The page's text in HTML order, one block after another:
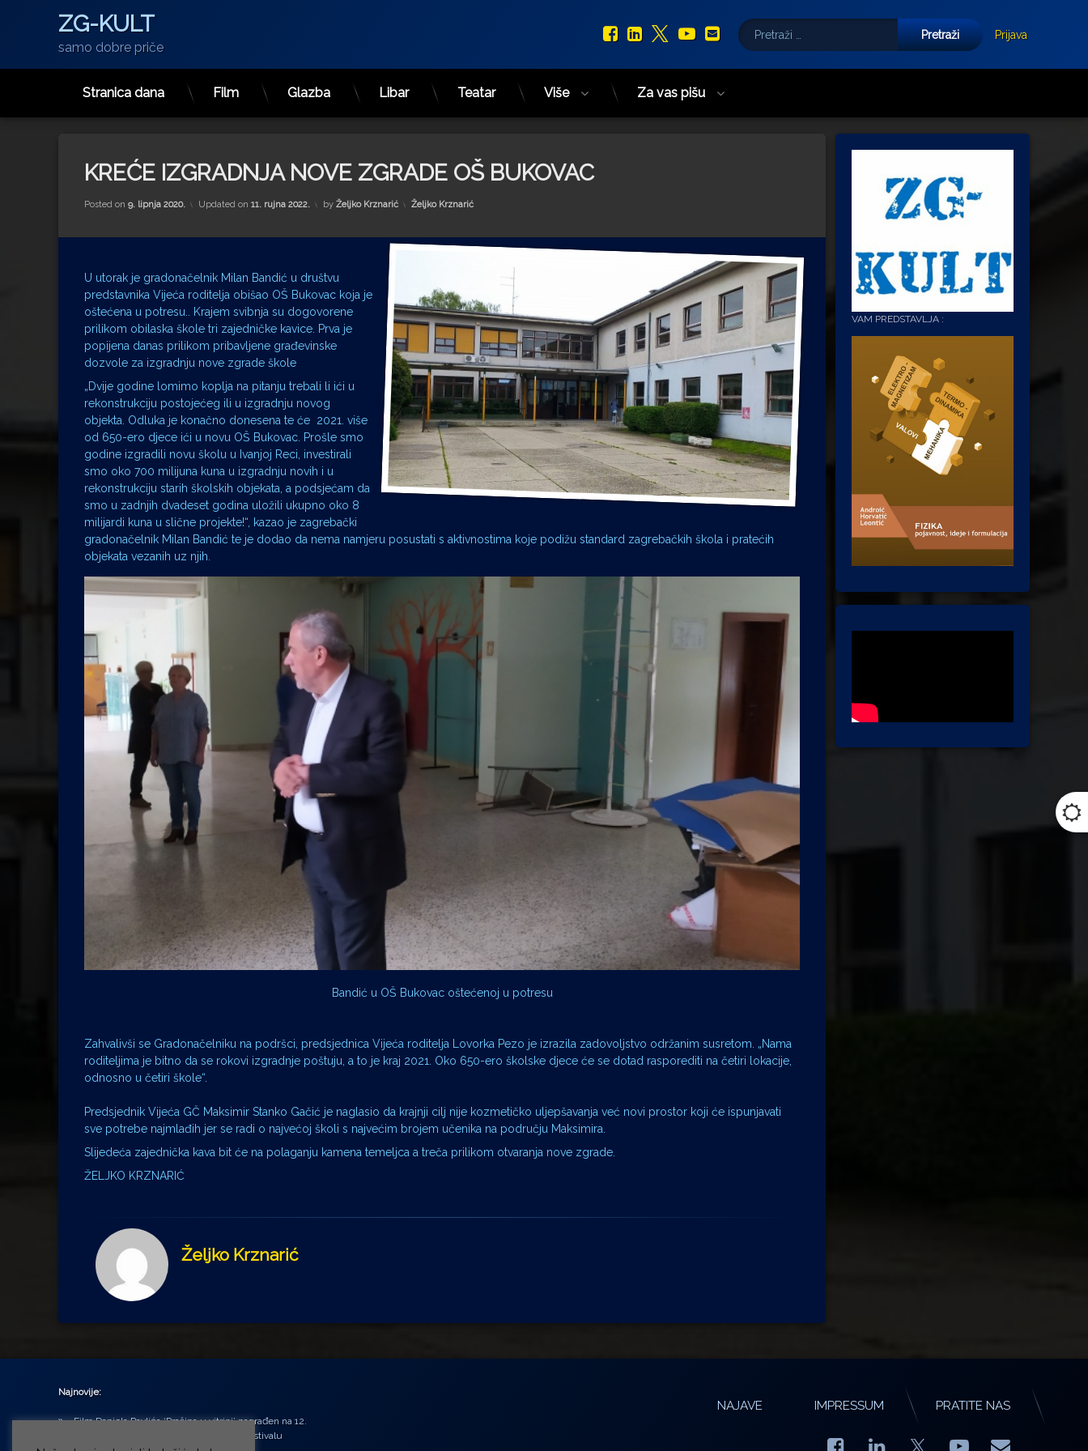
Preskoči
ZG-KULT
samo dobre priče
Facebook
LinkedIn
X.com
YouTube
E-mail
Pretraži:
Prijava
Stranica dana Film Glazba Libar Teatar Više Za vas pišu
KREĆE IZGRADNJA NOVE ZGRADE OŠ BUKOVAC
Posted on 9. lipnja 2020. Updated on 11. rujna 2022. by Željko Krznarić Kategorije:
Željko Krznarić
U utorak je gradonačelnik Milan Bandić u društvu
predstavnika Vijeća roditelja obišao OŠ Bukovac koja je
oštećena u potresu.. Krajem svibnja su dogovorene
prilikom obilaska škole tri zajedničke kavice. Prva je
popijena danas prilikom pribavljene građevinske
dozvole za izgradnju nove zgrade škole
„Dvije godine lomimo koplja na pitanju trebali li ići u
rekonstrukciju postojećeg ili u izgradnju novog
objekta. Odluka je konačno donesena te će 2021. više
od 650-ero djece ići u novu OŠ Bukovac. Prošle smo
godine izgradili novu školu u Ivanjoj Reci, investirali
smo oko 700 milijuna kuna u izgradnju novih i u
rekonstrukciju starih školskih objekata, a podsjećam da
smo u zadnjih dvadeset godina uložili ukupno oko 8
milijardi kuna u slične projekte!“, kazao je zagrebački
gradonačelnik Milan Bandić te je dodao da nema namjeru posustati s aktivnostima koje podižu standard zagrebačkih škola i pratećih
objekata vezanih uz njih.
Bandić u OŠ Bukovac oštećenoj u potresu
Zahvalivši se Gradonačelniku na podršci, predsjednica Vijeća roditelja Lovorka Pezo je izrazila zadovoljstvo održanim susretom. „Nama
roditeljima je bitno da se rokovi izgradnje poštuju, a to je kraj 2021. Oko 650-ero školske djece će se dotad rasporediti na četiri lokacije,
odnosno u četiri škole“.
Predsjednik Vijeća GČ Maksimir Stanko Gačić je naglasio da krajnji cilj nije kozmetičko uljepšavanja već novi prostor koji će ispunjavati
sve potrebe najmlađih jer se radi o najvećoj školi s najvećim brojem učenika na području Maksimira.
Slijedeća zajednička kava bit će na polaganju kamena temeljca a treča prilikom otvaranja nove zgrade.
ŽELJKO KRZNARIĆ
Željko Krznarić
VAM PREDSTAVLJA :
Najnovije:
Film Daniela Pavlića ‘Prašina u vitrini’ nagrađen na 12.
Green Montenegro International Film Festivalu
NAJAVE IMPRESSUM PRATITE NAS